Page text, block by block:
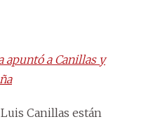
apuntó a Canillas y
Canillas están